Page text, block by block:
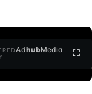
AdhubMedia